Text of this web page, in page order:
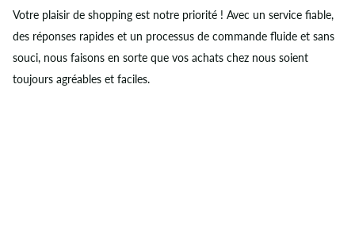
Votre plaisir de shopping est notre priorité ! Avec un service fiable,
des réponses rapides et un processus de commande fluide et sans
souci, nous faisons en sorte que vos achats chez nous soient
toujours agréables et faciles.